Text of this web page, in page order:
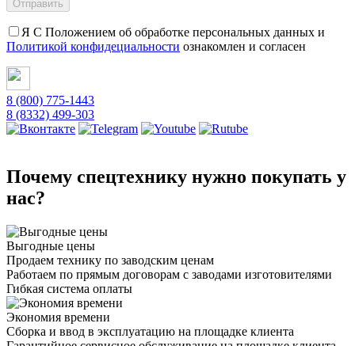
Я С Положением об обработке персональных данных и
Политикой конфидециальности ознакомлен и согласен
8 (800) 775-1443
8 (8332) 499-303
Почему спецтехнику нужно покупать у
нас?
Выгодные цены
Продаем технику по заводским ценам
Работаем по прямым договорам с заводами изготовителями
Гибкая система оплаты
Экономия времени
Сборка и ввод в эксплуатацию на площадке клиента